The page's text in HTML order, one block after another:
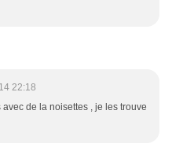
22:18
de la noisettes , je les trouve